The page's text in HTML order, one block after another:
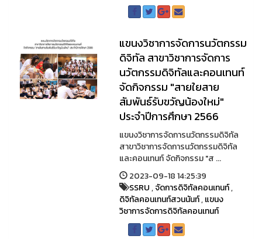
แขนงวิชาการจัดการนวัตกรรม
ดิจิทัล สาขาวิชาการจัดการ
นวัตกรรมดิจิทัลและคอนเทนท์
จัดกิจกรรม "สายใยสาย
สัมพันธ์รับขวัญน้องใหม่"
ประจำปีการศึกษา 2566
แขนงวิชาการจัดการนวัตกรรมดิจิทัล
สาขาวิชาการจัดการนวัตกรรมดิจิทัล
และคอนเทนท์ จัดกิจกรรม "ส ...
2023-09-18 14:25:39
SSRU,จัดการดิจิทัลคอนเทนท์,
ดิจิทัลคอนเทนท์สวนนันท์,แขนง
วิชาการจัดการดิจิทัลคอนเทนท์